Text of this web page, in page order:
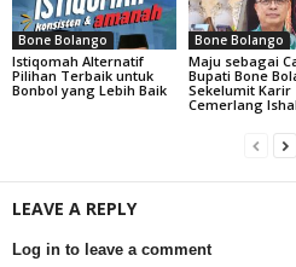
Bone Bolango
Istiqomah Alternatif
Pilihan Terbaik untuk
Bonbol yang Lebih Baik
Bone Bolango
Maju sebagai
Bupati Bone
Sekelumit Karir
Cemerlang
LEAVE A REPLY
Log in to leave a comment